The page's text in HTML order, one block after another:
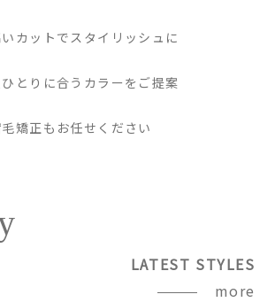
カットでスタイリッシュに
とりに合うカラーをご提案
矯正もお任せください
LATEST STYLES
more